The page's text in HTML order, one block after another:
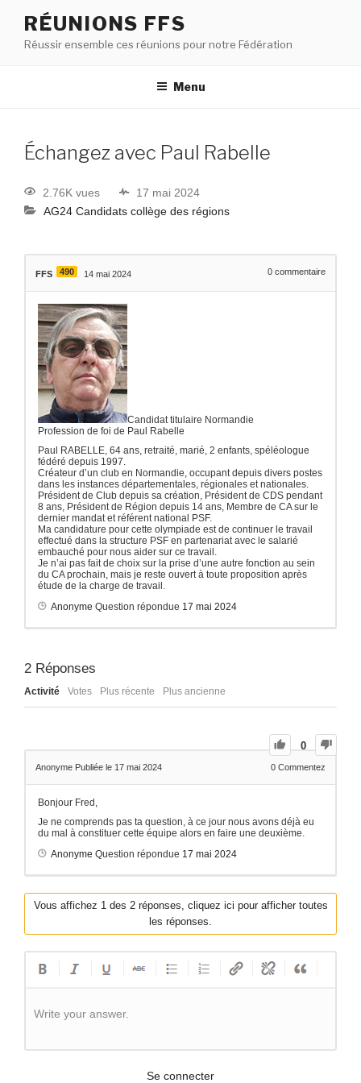
RÉUNIONS FFS
Réussir ensemble ces réunions pour notre Fédération
Menu
Échangez avec Paul Rabelle
2.76K vues
17 mai 2024
AG24 Candidats collège des régions
FFS 490 14 mai 2024 0 commentaire
Candidat titulaire Normandie
Profession de foi de Paul Rabelle
Paul RABELLE, 64 ans, retraité, marié, 2 enfants, spéléologue
fédéré depuis 1997.
Créateur d’un club en Normandie, occupant depuis divers postes
dans les instances départementales, régionales et nationales.
Président de Club depuis sa création, Président de CDS pendant
8 ans, Président de Région depuis 14 ans, Membre de CA sur le
dernier mandat et référent national PSF.
Ma candidature pour cette olympiade est de continuer le travail
effectué dans la structure PSF en partenariat avec le salarié
embauché pour nous aider sur ce travail.
Je n’ai pas fait de choix sur la prise d’une autre fonction au sein
du CA prochain, mais je reste ouvert à toute proposition après
étude de la charge de travail.
Anonyme Question répondue 17 mai 2024
2 Réponses
Activité Votes Plus récente Plus ancienne
0
Anonyme Publiée le 17 mai 2024 0 Commentez
Bonjour Fred,
Je ne comprends pas ta question, à ce jour nous avons déjà eu
du mal à constituer cette équipe alors en faire une deuxième.
Anonyme Question répondue 17 mai 2024
Vous affichez 1 des 2 réponses, cliquez ici pour afficher toutes
les réponses.
Write your answer.
Se connecter